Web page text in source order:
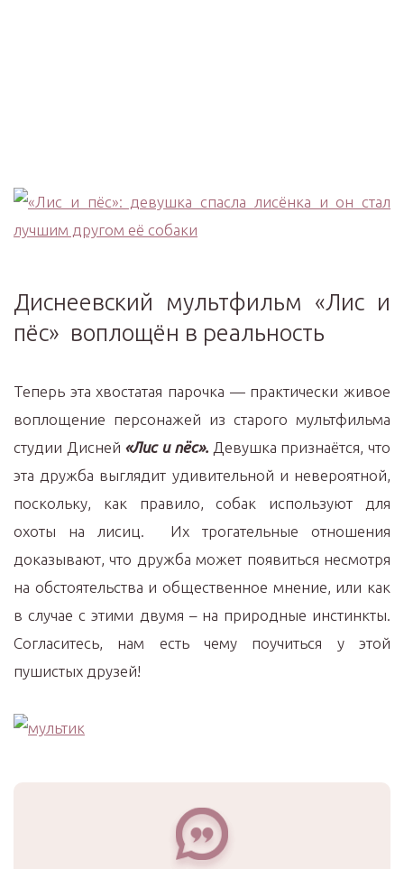
Диснеевский мультфильм «Лис и
пёс» воплощён в реальность
Теперь эта хвостатая парочка — практически живое
воплощение персонажей из старого мультфильма
студии Дисней «Лис и пёс».Девушка признаётся, что
эта дружба выглядит удивительной и невероятной,
поскольку, как правило, собак используют для
охоты на лисиц. Их трогательные отношения
доказывают, что дружба может появиться несмотря
на обстоятельства и общественное мнение, или как
в случае с этими двумя – на природные инстинкты.
Согласитесь, нам есть чему поучиться у этой
пушистых друзей!